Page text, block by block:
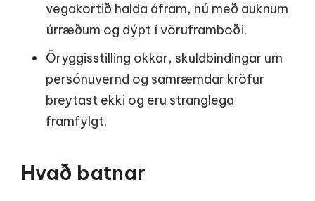
vegakortið halda áfram, nú með auknum
úrræðum og dýpt í vöruframboði.
Öryggisstilling okkar, skuldbindingar um
persónuvernd og samræmdar kröfur
breytast ekki og eru stranglega
framfylgt.
Hvað batnar